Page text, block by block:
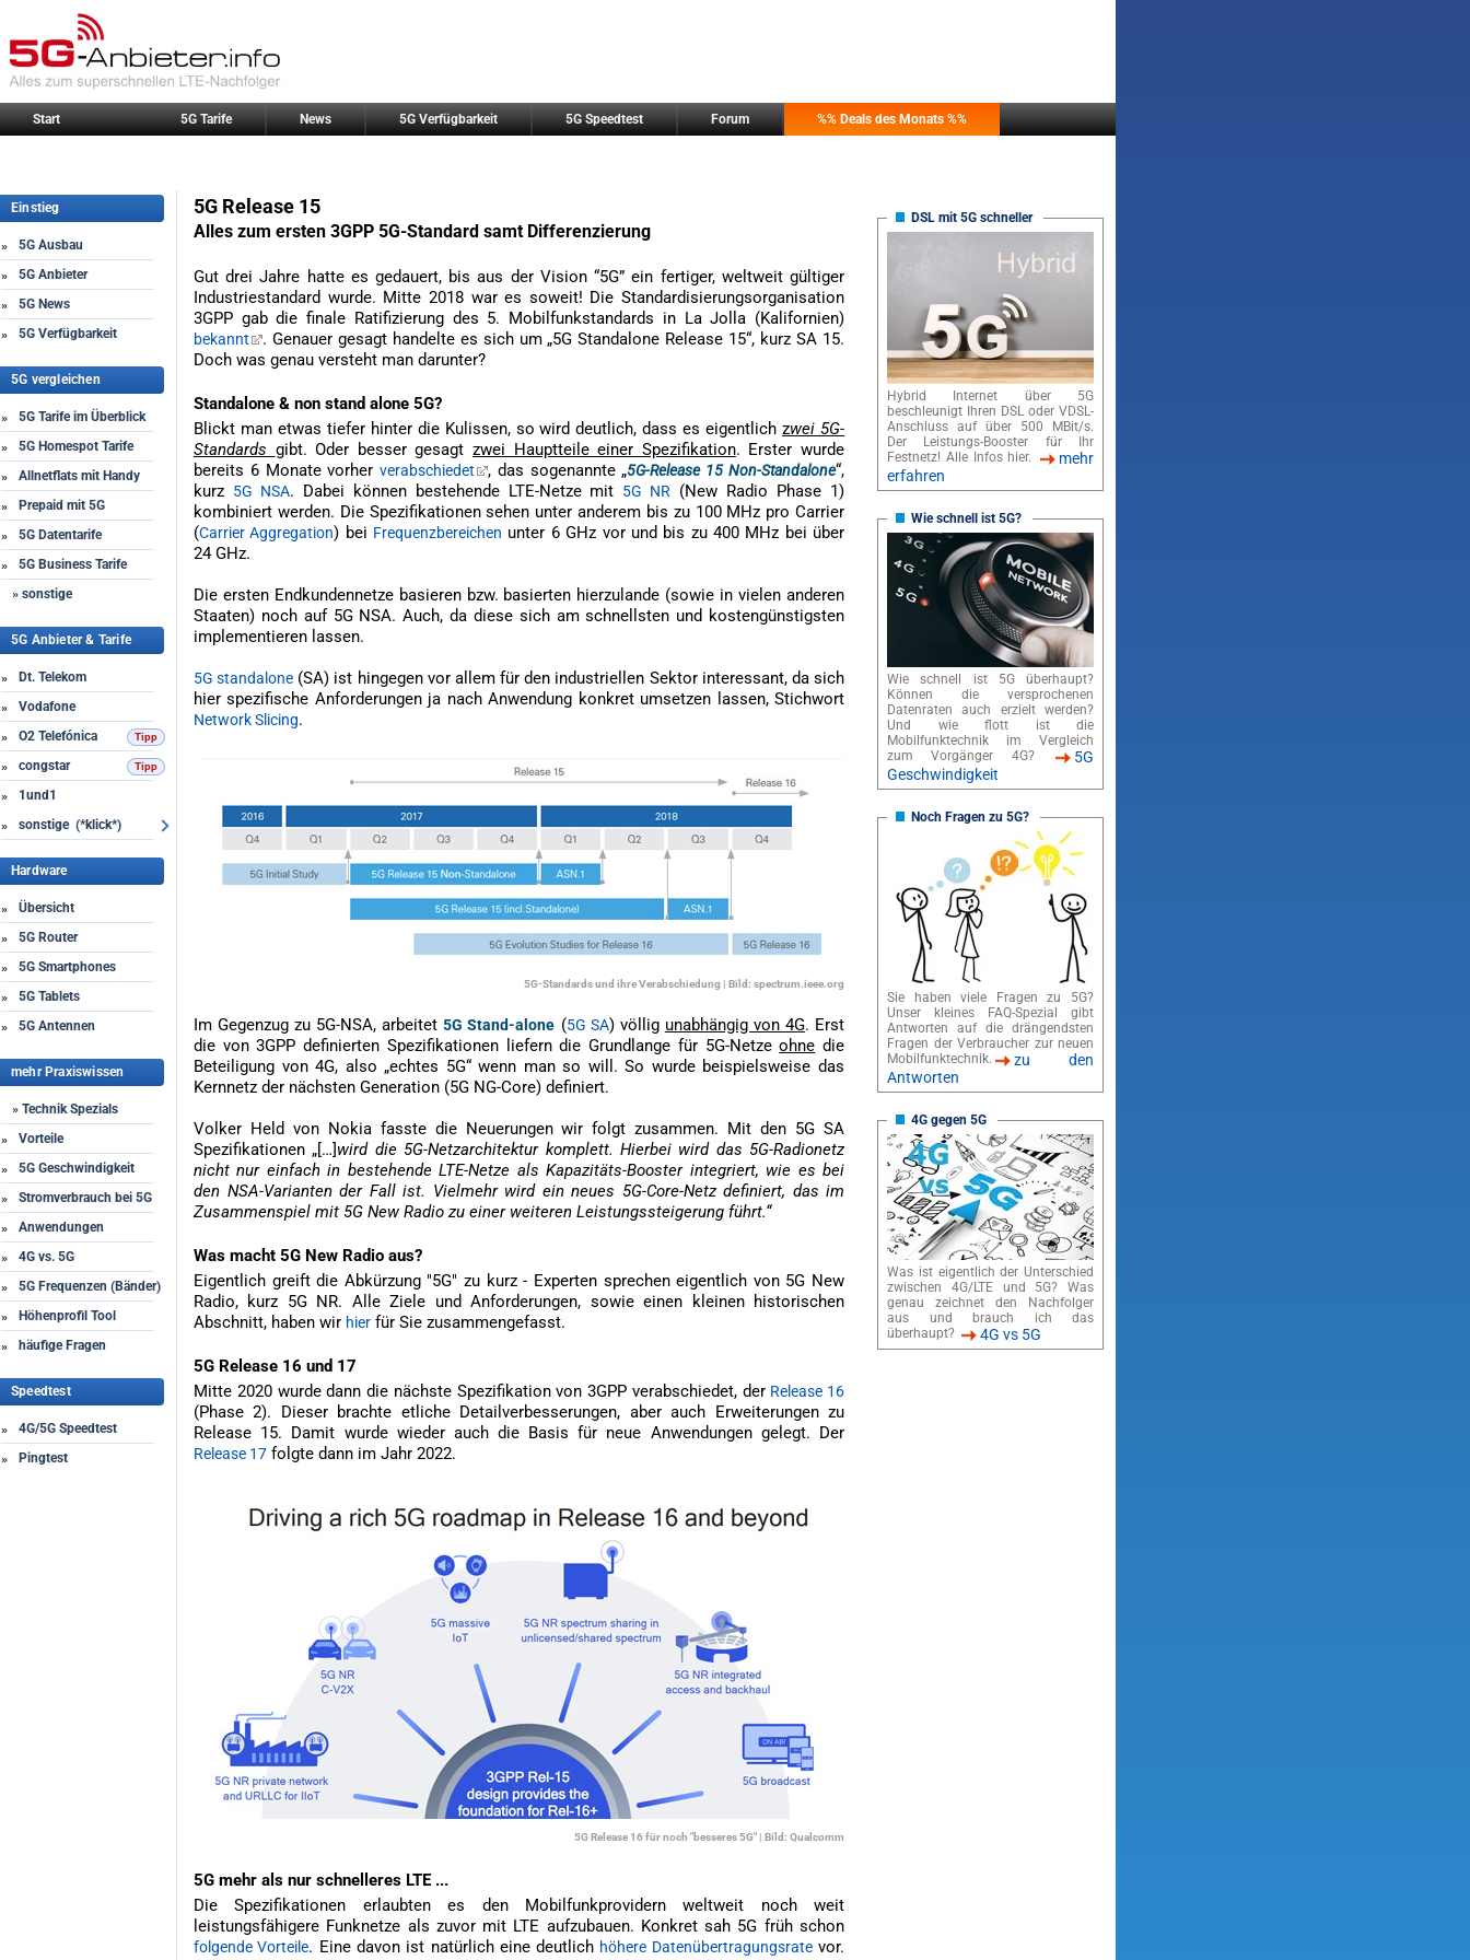
Start 5G Tarife News 5G Verfügbarkeit 5G Speedtest Forum %% Deals des Monats %%
Einstieg
»
5G Ausbau
»
5G Anbieter
»
5G News
»
5G Verfügbarkeit
5G vergleichen
»
5G Tarife im Überblick
»
5G Homespot Tarife
»
Allnetflats mit Handy
»
Prepaid mit 5G
»
5G Datentarife
»
5G Business Tarife
» sonstige
5G Anbieter & Tarife
»
Dt. Telekom
»
Vodafone
»
O2 Telefónica
»
congstar
»
1und1
»
sonstige (*klick*)
Hardware
»
Übersicht
»
5G Router
»
5G Smartphones
»
5G Tablets
»
5G Antennen
mehr Praxiswissen
» Technik Spezials
»
Vorteile
»
5G Geschwindigkeit
»
Stromverbrauch bei 5G
»
Anwendungen
»
4G vs. 5G
»
5G Frequenzen (Bänder)
»
Höhenprofil Tool
»
häufige Fragen
Speedtest
»
4G/5G Speedtest
»
Pingtest
5G Release 15
Alles zum ersten 3GPP 5G-Standard samt Differenzierung
Gut drei Jahre hatte es gedauert, bis aus der Vision “5G” ein fertiger, weltweit gültiger
Industriestandard wurde. Mitte 2018 war es soweit! Die Standardisierungsorganisation
3GPP gab die finale Ratifizierung des 5. Mobilfunkstandards in La Jolla (Kalifornien)
bekannt
. Genauer gesagt handelte es sich um „5G Standalone Release 15“, kurz SA 15.
Doch was genau versteht man darunter?
Standalone & non stand alone 5G?
Blickt man etwas tiefer hinter die Kulissen, so wird deutlich, dass es eigentlichzwei 5G-
Standards gibt. Oder besser gesagtzwei Hauptteile einer Spezifikation. Erster wurde
bereits 6 Monate vorherverabschiedet , das sogenannte „5G-Release 15 Non-Standalone“,
kurz 5G NSA. Dabei können bestehende LTE-Netze mit 5G NR
(New Radio Phase 1)
kombiniert werden. Die Spezifikationen sehen unter anderem bis zu 100 MHz pro Carrier
(Carrier Aggregation) bei Frequenzbereichen unter 6 GHz vor und bis zu 400 MHz bei über
24 GHz.
Die ersten Endkundennetze basieren bzw. basierten hierzulande (sowie in vielen anderen
Staaten) noch auf 5G NSA. Auch, da diese sich am schnellsten und kostengünstigsten
implementieren lassen.
5G standalone (SA) ist hingegen vor allem für den industriellen Sektor interessant, da sich
hier spezifische Anforderungen ja nach Anwendung konkret umsetzen lassen, Stichwort
Network Slicing.
5G-Standards und ihre Verabschiedung | Bild: spectrum.ieee.org
Im Gegenzug zu 5G-NSA, arbeitet5G Stand-alone (5G SA) völlig unabhängig von 4G. Erst
die von 3GPP definierten Spezifikationen liefern die Grundlange für 5G-Netzeohne die
Beteiligung von 4G, also „echtes 5G“ wenn man so will. So wurde beispielsweise das
Kernnetz der nächsten Generation (5G NG-Core) definiert.
Volker Held von Nokia fasste die Neuerungen wir folgt zusammen. Mit den 5G SA
Spezifikationen „[…]wird die 5G-Netzarchitektur komplett. Hierbei wird das 5G-Radionetz
nicht nur einfach in bestehende LTE-Netze als Kapazitäts-Booster integriert, wie es bei
den NSA-Varianten der Fall ist. Vielmehr wird ein neues 5G-Core-Netz definiert, das im
Zusammenspiel mit 5G New Radio zu einer weiteren Leistungssteigerung führt.“
Was macht 5G New Radio aus?
Eigentlich greift die Abkürzung "5G" zu kurz - Experten sprechen eigentlich von 5G New
Radio, kurz 5G NR. Alle Ziele und Anforderungen, sowie einen kleinen historischen
Abschnitt, haben wir hier für Sie zusammengefasst.
5G Release 16 und 17
Mitte 2020 wurde dann die nächste Spezifikation von 3GPP verabschiedet, der Release 16
(Phase 2). Dieser brachte etliche Detailverbesserungen, aber auch Erweiterungen zu
Release 15. Damit wurde wieder auch die Basis für neue Anwendungen gelegt. Der
Release 17 folgte dann im Jahr 2022.
5G Release 16 für noch "besseres 5G" | Bild: Qualcomm
5G mehr als nur schnelleres LTE ...
Die Spezifikationen erlaubten es den Mobilfunkprovidern weltweit noch weit
leistungsfähigere Funknetze als zuvor mit LTE aufzubauen. Konkret sah 5G früh schon
folgende Vorteile. Eine davon ist natürlich eine deutlich höhere Datenübertragungsratevor.
DSL mit 5G schneller
Hybrid Internet über 5G
beschleunigt Ihren DSL oder VDSL-
Anschluss auf über 500 MBit/s.
Der Leistungs-Booster für Ihr
Festnetz! Alle Infos hier.
mehr
erfahren
Wie schnell ist 5G?
Wie schnell ist 5G überhaupt?
Können die versprochenen
Datenraten auch erzielt werden?
Und wie flott ist die
Mobilfunktechnik im Vergleich
zum Vorgänger 4G?
5G
Geschwindigkeit
Noch Fragen zu 5G?
Sie haben viele Fragen zu 5G?
Unser kleines FAQ-Spezial gibt
Antworten auf die drängendsten
Fragen der Verbraucher zur neuen
Mobilfunktechnik.
zu den
Antworten
4G gegen 5G
Was ist eigentlich der Unterschied
zwischen 4G/LTE und 5G? Was
genau zeichnet den Nachfolger
aus und brauch ich das
überhaupt?
4G vs 5G